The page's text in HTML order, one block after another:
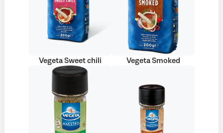
Vegeta Sweet chili Vegeta Smoked